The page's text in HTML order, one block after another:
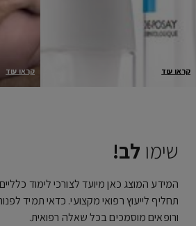
קראו עוד קראו עוד
זמן.שימו לב!
המידע המוצג כאן מיועד לצורכי לימוד
תחליף לייעוץ רפואי מקצועי. כדאי תמיד
ורופאים מוסמכים בכל שאלה רפואית.